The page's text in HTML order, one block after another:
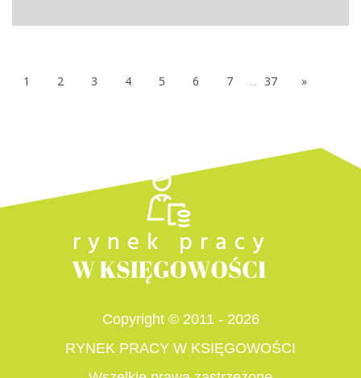
1 2 3 4 5 6 7 ... 37 »
Copyright © 2011 - 2026
RYNEK PRACY W KSIĘGOWOŚCI